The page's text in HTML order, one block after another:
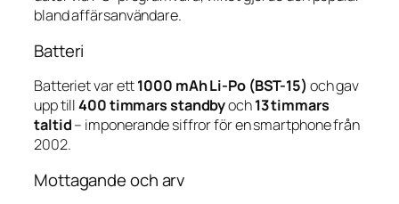
bland affärsanvändare.
Batteri
Batteriet var ett1000 mAh Li-Po (BST-15) och gav
upp till400 timmars standbyoch13 timmars
taltid– imponerande siffror för en smartphone från
2002.
Mottagande och arv